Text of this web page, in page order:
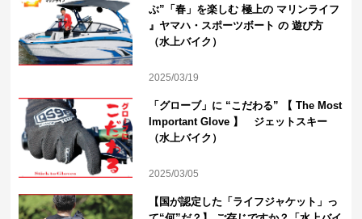
ぶ”「春」を楽しむ 極上の マリンライフ
』ヤマハ・スポーツボート の 遊び方
（水上バイク）
2025/03/19
「グローブ」に “こだわる” 【 The Most
Important Glove 】 ジェットスキー
（水上バイク）
2025/03/05
【国が認定した「ライフジャケット」っ